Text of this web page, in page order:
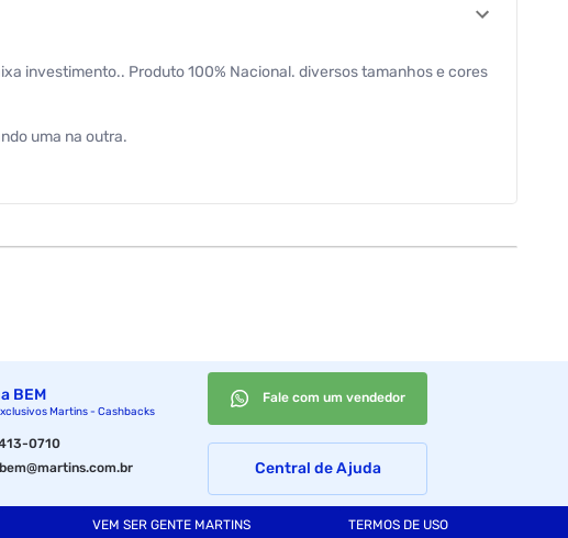
investimento.. Produto 100% Nacional. diversos tamanhos e cores
uma na outra.
BEM
Martins - Cashbacks
0710
Fale com um vendedor
Central de Ajuda
VEM SER GENTE MARTINS TERMOS DE USO